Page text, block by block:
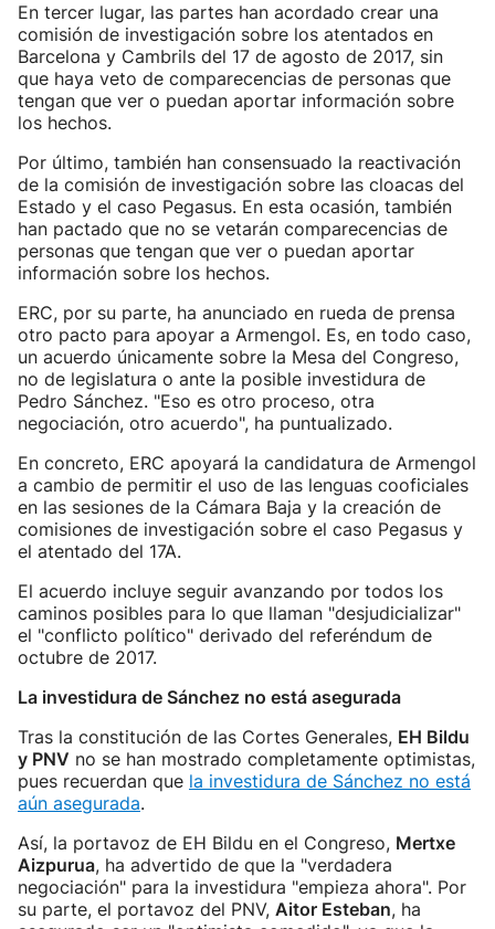
En tercer lugar, las partes han acordado crear una
comisión de investigación sobre los atentados en
Barcelona y Cambrils del 17 de agosto de 2017, sin
que haya veto de comparecencias de personas que
tengan que ver o puedan aportar información sobre
los hechos.
Por último, también han consensuado la reactivación
de la comisión de investigación sobre las cloacas del
Estado y el caso Pegasus. En esta ocasión, también
han pactado que no se vetarán comparecencias de
personas que tengan que ver o puedan aportar
información sobre los hechos.
ERC, por su parte, ha anunciado en rueda de prensa
otro pacto para apoyar a Armengol. Es, en todo caso,
un acuerdo únicamente sobre la Mesa del Congreso,
no de legislatura o ante la posible investidura de
Pedro Sánchez. "Eso es otro proceso, otra
negociación, otro acuerdo", ha puntualizado.
En concreto, ERC apoyará la candidatura de Armengol
a cambio de permitir el uso de las lenguas cooficiales
en las sesiones de la Cámara Baja y la creación de
comisiones de investigación sobre el caso Pegasus y
el atentado del 17A.
El acuerdo incluye seguir avanzando por todos los
caminos posibles para lo que llaman "desjudicializar"
el "conflicto político" derivado del referéndum de
octubre de 2017.
La investidura de Sánchez no está asegurada
Tras la constitución de las Cortes Generales, EH Bildu
y PNV no se han mostrado completamente optimistas,
pues recuerdan que la investidura de Sánchez no está
aún asegurada.
Así, la portavoz de EH Bildu en el Congreso, Mertxe
Aizpurua, ha advertido de que la "verdadera
negociación" para la investidura "empieza ahora". Por
su parte, el portavoz del PNV, Aitor Esteban, ha